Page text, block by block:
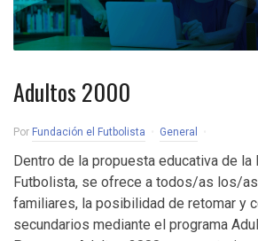
Adultos 2000
Por Fundación el Futbolista General
Dentro de la propuesta educativa de la
Futbolista, se ofrece a todos/as los/
familiares, la posibilidad de retomar y
secundarios mediante el programa